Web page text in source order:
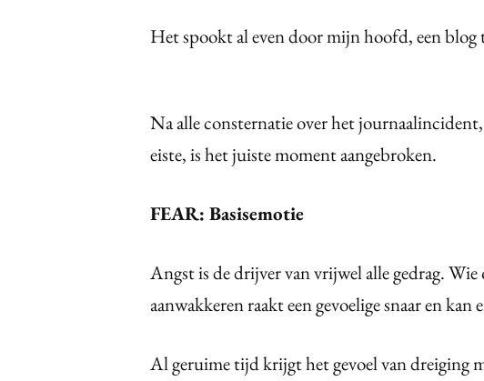
Het spookt al even door mijn hoofd, een blog
Na alle consternatie over het
eiste, is het juiste moment aangebroken.
FEAR: Basisemotie
Angst is de drijver van vrijwel alle gedrag.
aanwakkeren raakt een gevoelige snaar en kan
Al geruime tijd krijgt het gevoel van dreiging